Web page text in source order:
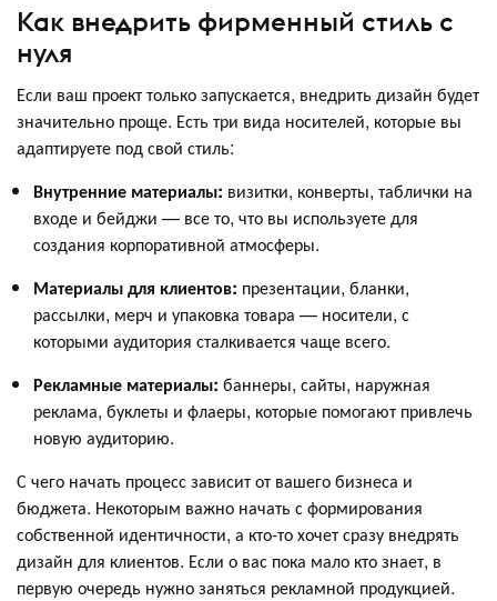
Как внедрить фирменный стиль с
нуля
Если ваш проект только запускается, внедрить дизайн будет
значительно проще. Есть три вида носителей, которые вы
адаптируете под свой стиль:
Внутренние материалы: визитки, конверты, таблички на
входе и бейджи — все то, что вы используете для
создания корпоративной атмосферы.
Материалы для клиентов: презентации, бланки,
рассылки, мерч и упаковка товара — носители, с
которыми аудитория сталкивается чаще всего.
Рекламные материалы: баннеры, сайты, наружная
реклама, буклеты и флаеры, которые помогают привлечь
новую аудиторию.
С чего начать процесс зависит от вашего бизнеса и
бюджета. Некоторым важно начать с формирования
собственной идентичности, а кто-то хочет сразу внедрять
дизайн для клиентов. Если о вас пока мало кто знает, в
первую очередь нужно заняться рекламной продукцией.